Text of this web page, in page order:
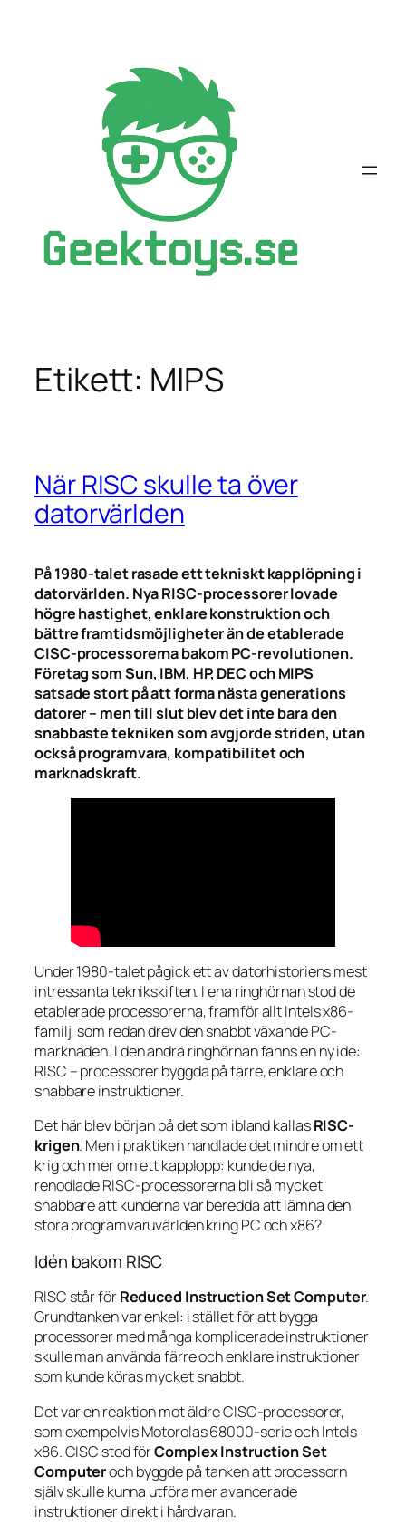
Etikett: MIPS
När RISC skulle ta över
datorvärlden
På 1980-talet rasade ett tekniskt kapplöpning i
datorvärlden. Nya RISC-processorer lovade
högre hastighet, enklare konstruktion och
bättre framtidsmöjligheter än de etablerade
CISC-processorerna bakom PC-revolutionen.
Företag som Sun, IBM, HP, DEC och MIPS
satsade stort på att forma nästa generations
datorer – men till slut blev det inte bara den
snabbaste tekniken som avgjorde striden, utan
också programvara, kompatibilitet och
marknadskraft.
Under 1980-talet pågick ett av datorhistoriens mest
intressanta teknikskiften. I ena ringhörnan stod de
etablerade processorerna, framför allt Intels x86-
familj, som redan drev den snabbt växande PC-
marknaden. I den andra ringhörnan fanns en ny idé:
RISC – processorer byggda på färre, enklare och
snabbare instruktioner.
Det här blev början på det som ibland kallasRISC-
krigen. Men i praktiken handlade det mindre om ett
krig och mer om ett kapplopp: kunde de nya,
renodlade RISC-processorerna bli så mycket
snabbare att kunderna var beredda att lämna den
stora programvaruvärlden kring PC och x86?
Idén bakom RISC
RISC står förReduced Instruction Set Computer.
Grundtanken var enkel: i stället för att bygga
processorer med många komplicerade instruktioner
skulle man använda färre och enklare instruktioner
som kunde köras mycket snabbt.
Det var en reaktion mot äldre CISC-processorer,
som exempelvis Motorolas 68000-serie och Intels
x86. CISC stod förComplex Instruction Set
Computeroch byggde på tanken att processorn
själv skulle kunna utföra mer avancerade
instruktioner direkt i hårdvaran.